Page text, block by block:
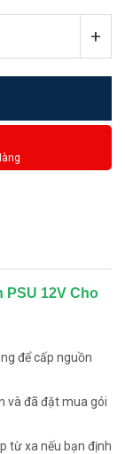
+
PSU 12V Cho
để cấp nguồn
và đã đặt mua gói
từ xa nếu bạn định